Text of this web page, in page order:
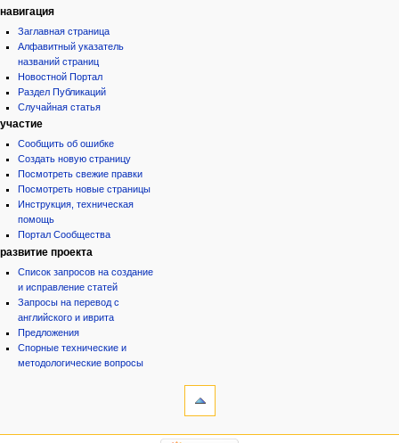
навигация
Заглавная страница
Алфавитный указатель
названий страниц
Новостной Портал
Раздел Публикаций
Случайная статья
участие
Сообщить об ошибке
Создать новую страницу
Посмотреть свежие правки
Посмотреть новые страницы
Инструкция, техническая
помощь
Портал Сообщества
развитие проекта
Список запросов на создание
и исправление статей
Запросы на перевод с
английского и иврита
Предложения
Спорные технические и
методологические вопросы
категории